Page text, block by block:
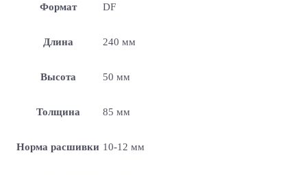
Формат DF
Длина 240 мм
Высота 50 мм
Толщина 85 мм
Норма расшивки 10-12 мм